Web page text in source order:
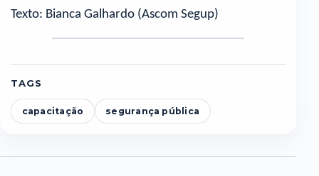
Texto: Bianca Galhardo (Ascom Segup)
TAGS
capacitação segurança pública